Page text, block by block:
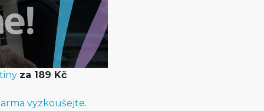
za 189 Kč
vyzkoušejte.